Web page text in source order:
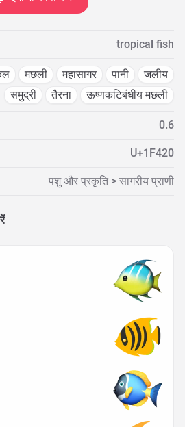
tropical fish
मछली महासागर पानी
जलीय
समुद्री
तैरना ऊष्णकटिबंधीय मछली
0.6
U+1F420
पशु और प्रकृति > सागरीय प्राणी